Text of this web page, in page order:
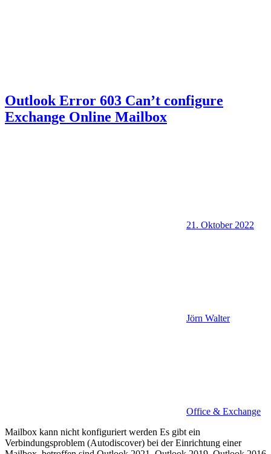
Outlook Error 603 Can’t configure
Exchange Online Mailbox
21. Oktober 2022
Jörn Walter
Office & Exchange
Mailbox kann nicht konfiguriert werden Es gibt ein
Verbindungsproblem (Autodiscover) bei der Einrichtung einer